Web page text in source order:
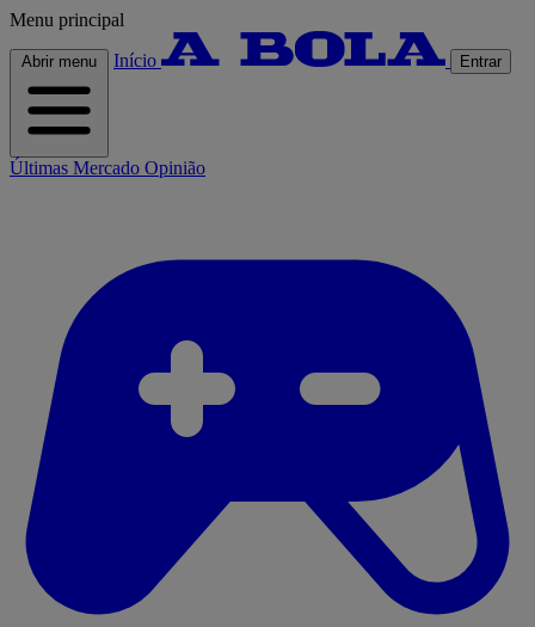
Menu principal
Abrir menu Início Entrar
Últimas Mercado Opinião